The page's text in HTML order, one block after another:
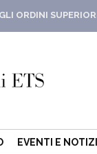
ORDINI
EVENTI E